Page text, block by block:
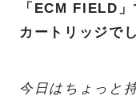
「ECM FIELD
カートリッジで
今日はちょっと